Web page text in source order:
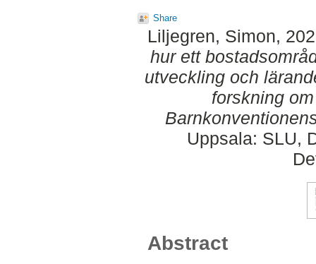
Share
Liljegren, Simon,
hur ett
utveckling och
forskning
Uppsala: SLU,
Abstract